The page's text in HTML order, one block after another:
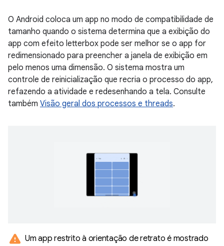
O Android coloca um app no modo de compatibilidade de
tamanho quando o sistema determina que a exibição do
app com efeito letterbox pode ser melhor se o app for
redimensionado para preencher a janela de exibição em
pelo menos uma dimensão. O sistema mostra um
controle de reinicialização que recria o processo do app,
refazendo a atividade e redesenhando a tela. Consulte
também Visão geral dos processos e threads.
warning Um app restrito à orientação de retrato é mostrado